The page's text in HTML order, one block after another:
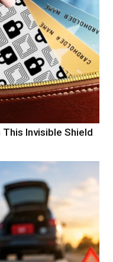
Invisible Shield